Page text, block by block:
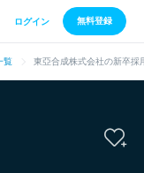
ログイン 無料登録
覧 東亞合成株式会社の新卒採